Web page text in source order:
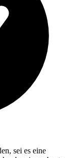
sei es eine